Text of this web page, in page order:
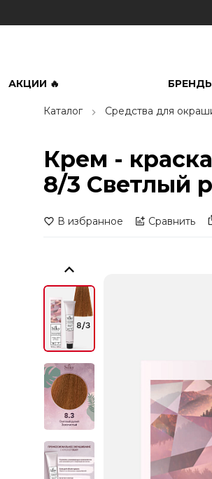
АКЦИИ 🔥
Каталог Средства для
Крем -
8/3 Светлый
В избранное Сравнить